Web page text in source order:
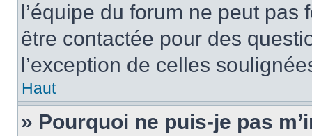
l’équipe du forum ne peut
être contactée pour des
l’exception de celles
Haut
» Pourquoi ne puis-je pas